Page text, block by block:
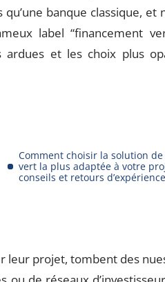
banque classique, et
label “financement
et les choix plus
Comment choisir la solution
vert la plus adaptée à votre
conseils et retours d’expérience
leur projet, tombent des